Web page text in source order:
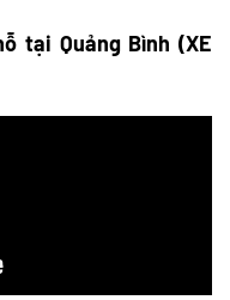
tại Quảng Bình (XE